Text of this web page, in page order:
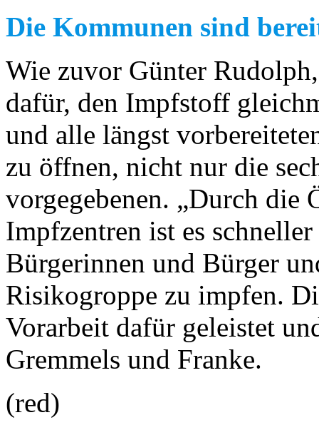
Die Kommunen sind
Wie zuvor Günter
dafür, den Impfstoff
und alle längst
zu öffnen, nicht nur die
vorgegebenen. „Durch die
Impfzentren ist es
Bürgerinnen und Bürger
Risikogroppe zu impfen.
Vorarbeit dafür geleistet
Gremmels und Franke.
(red)